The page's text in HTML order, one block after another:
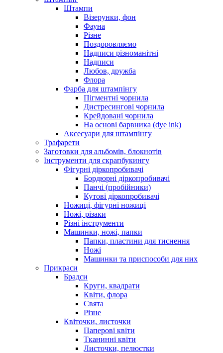
Штампи
Візерунки, фон
Фауна
Різне
Поздоровляємо
Надписи різноманітні
Надписи
Любов, дружба
Флора
Фарба для штампінгу
Пігментні чорнила
Дистресингові чорнила
Крейдовані чорнила
На основі барвника (dye ink)
Аксесуари для штампінгу
Трафарети
Заготовки для альбомів, блокнотів
Інструменти для скрапбукингу
Фігурні діркопробивачі
Бордюрні діркопробивачі
Панчі (пробійники)
Кутові діркопробивачі
Ножиці, фігурні ножиці
Ножі, різаки
Різні інструменти
Машинки, ножі, папки
Папки, пластини для тиснення
Ножі
Машинки та приспособи для них
Прикраси
Брадси
Круги, квадрати
Квіти, флора
Свята
Різне
Квіточки, листочки
Паперові квіти
Тканинні квіти
Листочки, пелюстки